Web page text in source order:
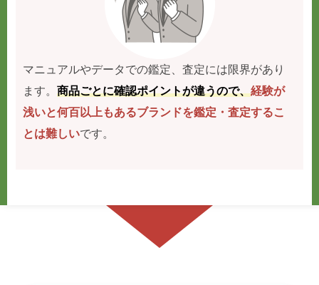
マニュアルやデータでの鑑定、査定には限界があり
ます。商品ごとに確認ポイントが違うので、経験が
浅いと何百以上もあるブランドを鑑定・査定するこ
とは難しいです。